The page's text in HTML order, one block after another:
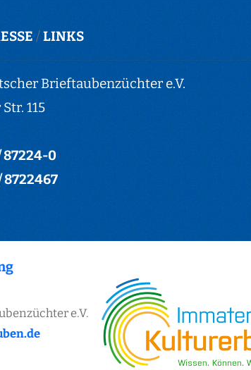
/LINKS
Brieftaubenzüchter e.V.
115
87224-0
8722467
e.V.